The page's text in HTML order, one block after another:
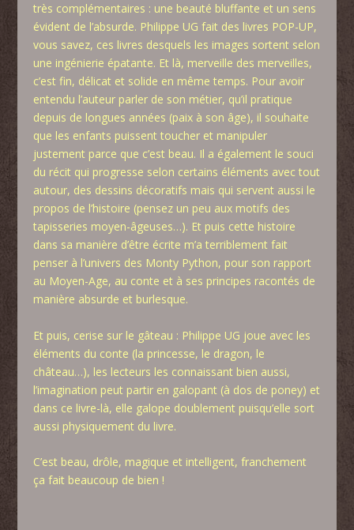
très complémentaires : une beauté bluffante et un sens
évident de l’absurde. Philippe UG fait des livres POP-UP,
vous savez, ces livres desquels les images sortent selon
une ingénierie épatante. Et là, merveille des merveilles,
c’est fin, délicat et solide en même temps. Pour avoir
entendu l’auteur parler de son métier, qu’il pratique
depuis de longues années (paix à son âge), il souhaite
que les enfants puissent toucher et manipuler
justement parce que c’est beau. Il a également le souci
du récit qui progresse selon certains éléments avec tout
autour, des dessins décoratifs mais qui servent aussi le
propos de l’histoire (pensez un peu aux motifs des
tapisseries moyen-âgeuses…). Et puis cette histoire
dans sa manière d’être écrite m’a terriblement fait
penser à l’univers des Monty Python, pour son rapport
au Moyen-Age, au conte et à ses principes racontés de
manière absurde et burlesque.
Et puis, cerise sur le gâteau : Philippe UG joue avec les
éléments du conte (la princesse, le dragon, le
château…), les lecteurs les connaissant bien aussi,
l’imagination peut partir en galopant (à dos de poney) et
dans ce livre-là, elle galope doublement puisqu’elle sort
aussi physiquement du livre.
C’est beau, drôle, magique et intelligent, franchement
ça fait beaucoup de bien !